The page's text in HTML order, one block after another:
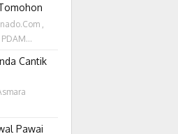
,
Cantik
Pawai